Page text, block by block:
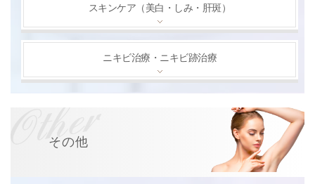
スキンケア（美白・しみ・肝斑）
ニキビ治療・ニキビ跡治療
その他